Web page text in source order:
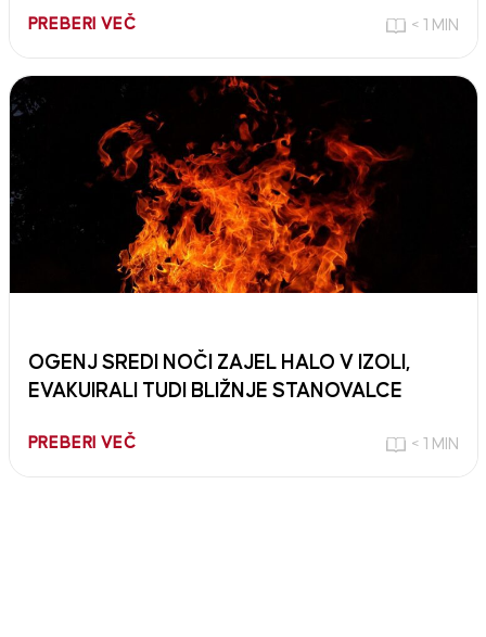
PREBERI VEČ < 1 MIN
OGENJ SREDI NOČI ZAJEL HALO V IZOLI,
EVAKUIRALI TUDI BLIŽNJE STANOVALCE
PREBERI VEČ < 1 MIN